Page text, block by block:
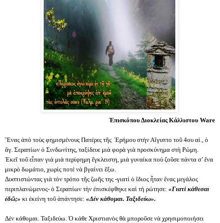
Ἐπισκόπου Διοκλείας Κάλλιστου Ware
Ἕνας ἀπὸ τοὺς φημισμένους Πατέρες τῆς Ἐρήμου στὴν Αἴγυπτο τοῦ 4ου αἱ., ὁ
ἄγ. Σεραπίων ὁ Σινδωνίτης, ταξίδευε μιὰ φορὰ γιὰ προσκύνημα στὴ Ρώμη.
Ἐκεῖ τοῦ εἶπαν γιὰ μιὰ περίφημη ἔγκλειστη, μιὰ γυναίκα ποὺ ζοῦσε πάντα σ’ ἕνα
μικρὸ δωμάτιο, χωρὶς ποτὲ νὰ βγαίνει ἔξω.
Δυσπιστώντας γιὰ τὸν τρόπο τῆς ζωῆς της -γιατί ὁ ἴδιος ἦταν ἕνας μεγάλος
περιπλανώμενος- ὁ Σεραπίων τὴν ἐπισκέφθηκε καὶ τὴ ρώτησε: «Γιατί κάθεσαι
ἐδῶ;» κι ἐκείνη τοῦ ἀπάντησε: «Δὲν κάθομαι. Ταξιδεύω».
Δὲν κάθομαι. Ταξιδεύω. Ὁ κάθε Χριστιανὸς θὰ μποροῦσε νὰ χρησιμοποιήσει